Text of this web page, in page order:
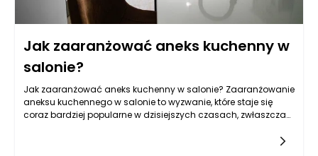
Jak zaaranżować aneks kuchenny w
salonie?
Jak zaaranżować aneks kuchenny w salonie? Zaaranżowanie
aneksu kuchennego w salonie to wyzwanie, które staje się
coraz bardziej popularne w dzisiejszych czasach, zwłaszcza